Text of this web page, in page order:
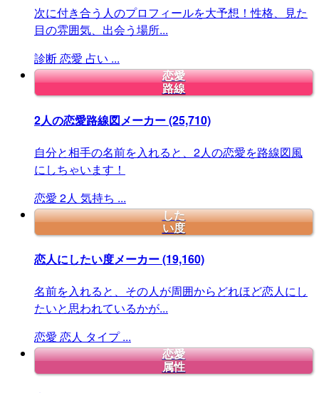
次に付き合う人のプロフィールを大予想！性格、見た
目の雰囲気、出会う場所...
診断恋愛 占い ...
恋愛
路線
2人の恋愛路線図メーカー(25,710)
自分と相手の名前を入れると、2人の恋愛を路線図風
にしちゃいます！
恋愛 2人 気持ち ...
した
い度
恋人にしたい度メーカー(19,160)
名前を入れると、その人が周囲からどれほど恋人にし
たいと思われているかが...
恋愛 恋人 タイプ ...
恋愛
属性